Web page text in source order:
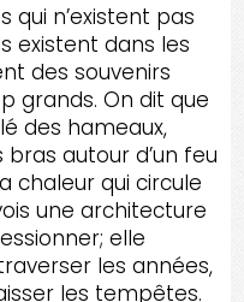
qui n’existent pas
existent dans les
des souvenirs
grands. On dit que
des hameaux,
autour d’un feu
chaleur qui circule
une architecture
elle
les années,
les tempêtes.